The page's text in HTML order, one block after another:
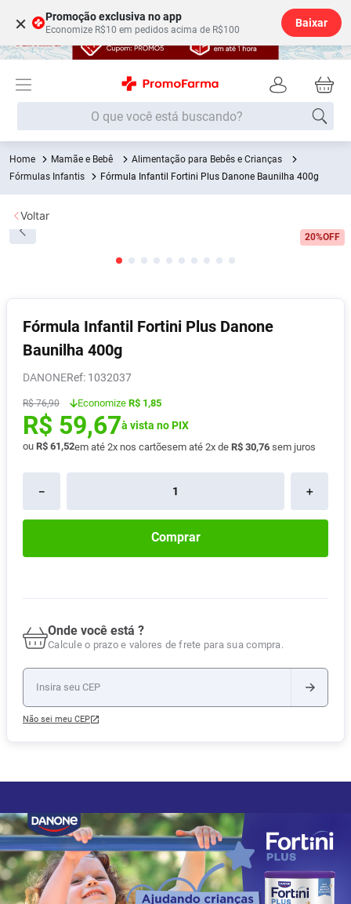
× Promoção exclusiva no app
Economize R$10 em pedidos acima de R$100
Baixar
O que você está buscando?
Mamãe e Bebê
Alimentação para Bebês e Crianças
Fórmulas Infantis
Fórmula Infantil Fortini Plus Danone Baunilha 400g
20%OFF
Fórmula Infantil Fortini Plus Danone
Baunilha 400g
DANONE : 1032037
R$ 76,90 Economize R$ 1,85
R$ 59,67à vista no PIX
ou R$ 61 ,52em até 2x nos cartõesem até 2x de R$ 30,76 sem juros
＋
－
Comprar
Onde você está ?
Calcule o prazo e valores de frete para sua compra.
Não sei meu CEP
Voltar
Termos mais buscados
1º Fralda
2
5º Fralda G
6º Shampoo
7º Desodorante
8 º Absorvente
Vitamina D
10 Lavitan